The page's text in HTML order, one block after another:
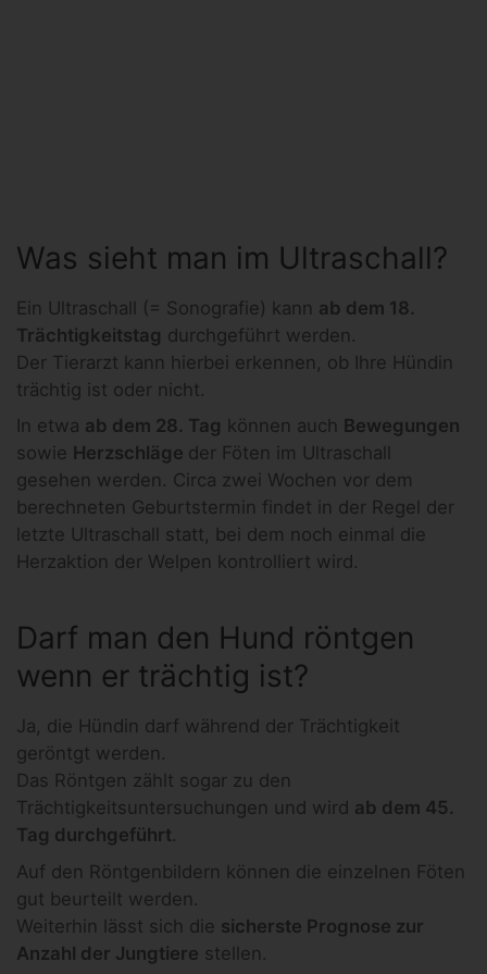
Was sieht man im Ultraschall?
Ein Ultraschall (= Sonografie) kann ab dem 18.
Trächtigkeitstag durchgeführt werden.
Der Tierarzt kann hierbei erkennen, ob Ihre Hündin
trächtig ist oder nicht.
In etwa ab dem 28. Tag können auch Bewegungen
sowie Herzschläge der Föten im Ultraschall
gesehen werden. Circa zwei Wochen vor dem
berechneten Geburtstermin findet in der Regel der
letzte Ultraschall statt, bei dem noch einmal die
Herzaktion der Welpen kontrolliert wird.
Darf man den Hund röntgen
wenn er trächtig ist?
Ja, die Hündin darf während der Trächtigkeit
geröntgt werden.
Das Röntgen zählt sogar zu den
Trächtigkeitsuntersuchungen und wird ab dem 45.
Tag durchgeführt.
Auf den Röntgenbildern können die einzelnen Föten
gut beurteilt werden.
Weiterhin lässt sich die sicherste Prognose zur
Anzahl der Jungtiere stellen.